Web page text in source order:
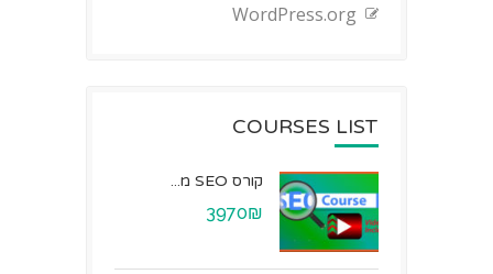
WordPress.org
COURSES LIST
קורס SEO מ...
3970₪